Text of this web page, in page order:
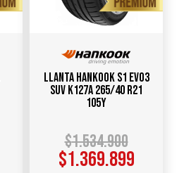
Llanta HANKOOK S1 Evo3
SUV K127A 265/40 R21
105Y
$1.534.900
$1.369.899